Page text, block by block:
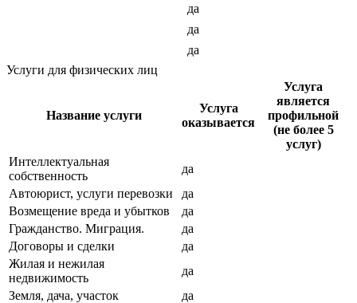
да
да
да
Услуги для физических лиц
Название услуги
Услуга
оказывается
Услуга
является
профильной
(не более 5
услуг)
Интеллектуальная
собственность
да
Автоюрист, услуги перевозки
да
Возмещение вреда и убытков
да
Гражданство. Миграция.
да
Договоры и сделки
да
Жилая и нежилая
недвижимость
да
Земля, дача, участок
да